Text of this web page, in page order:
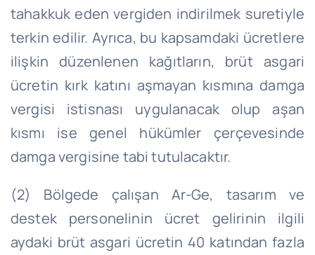
tahakkuk eden vergiden indirilmek suretiyle
terkin edilir. Ayrıca, bu kapsamdaki ücretlere
ilişkin düzenlenen kağıtların, brüt asgari
ücretin kırk katını aşmayan kısmına damga
vergisi istisnası uygulanacak olup aşan
kısmı ise genel hükümler çerçevesinde
damga vergisine tabi tutulacaktır.
(2) Bölgede çalışan Ar-Ge, tasarım ve
destek personelinin ücret gelirinin ilgili
aydaki brüt asgari ücretin 40 katından fazla